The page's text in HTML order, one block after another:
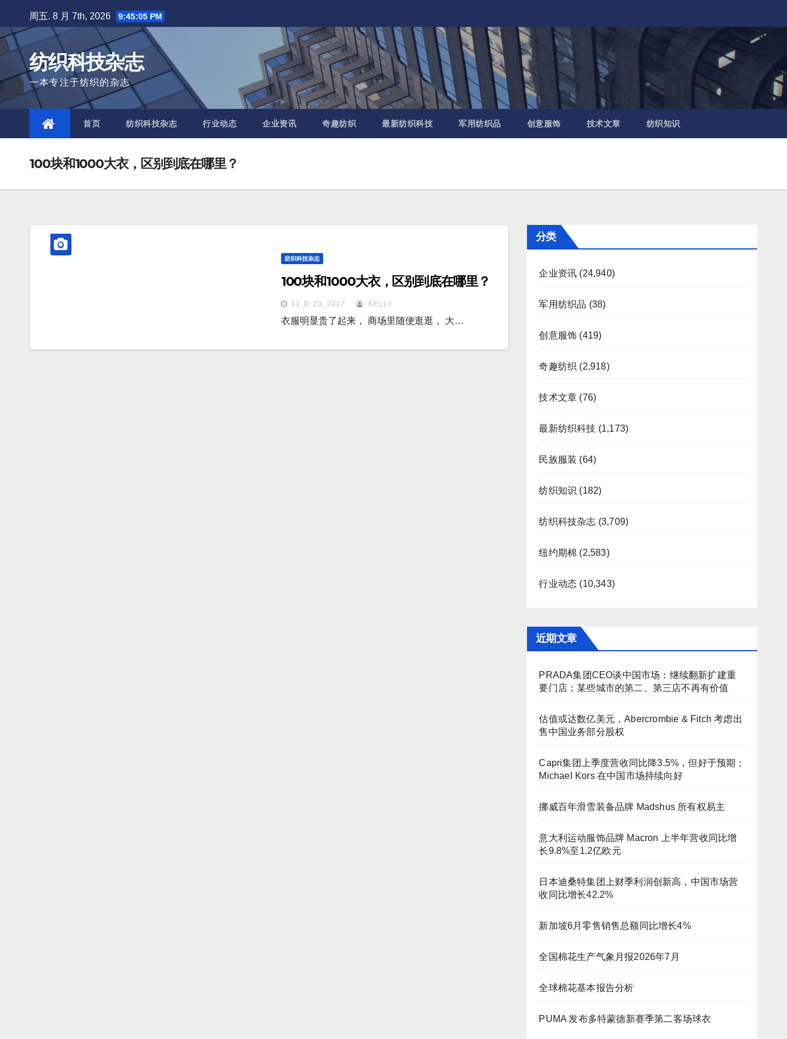
to
content
周五. 8 月 7th, 2026 9:45:05 PM
纺织科技杂志
一本专注于纺织的杂志
首页 纺织科技杂志 行业动态 企业资讯 奇趣纺织 最新纺织科技 军用纺织品 创意服饰 技术文章 纺织知识
100块和1000大衣，区别到底在哪里？
纺织科技杂志
100块和1000大衣，区别到底在哪里？
11 月 20, 2017 KELLY
衣服明显贵了起来， 商场里随便逛逛， 大…
分类
企业资讯 (24,940)
军用纺织品 (38)
创意服饰 (419)
奇趣纺织 (2,918)
技术文章 (76)
最新纺织科技 (1,173)
民族服装 (64)
纺织知识 (182)
纺织科技杂志 (3,709)
纽约期棉 (2,583)
行业动态 (10,343)
近期文章
PRADA集团CEO谈中国市场：继续翻新扩建重
要门店；某些城市的第二、第三店不再有价值
估值或达数亿美元，Abercrombie & Fitch 考虑出
售中国业务部分股权
Capri集团上季度营收同比降3.5%，但好于预期；
Michael Kors 在中国市场持续向好
挪威百年滑雪装备品牌 Madshus 所有权易主
意大利运动服饰品牌 Macron 上半年营收同比增
长9.8%至1.2亿欧元
日本迪桑特集团上财季利润创新高，中国市场营
收同比增长42.2%
新加坡6月零售销售总额同比增长4%
全国棉花生产气象月报2026年7月
全球棉花基本报告分析
PUMA 发布多特蒙德新赛季第二客场球衣